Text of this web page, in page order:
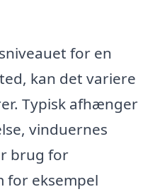
for en
kan det variere
Typisk afhænger
vinduernes
brug for
for eksempel